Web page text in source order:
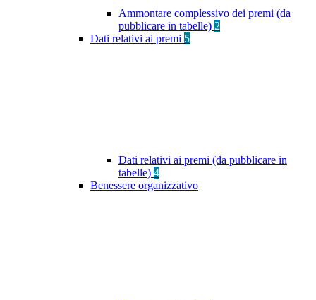
Ammontare complessivo dei premi (da
pubblicare in tabelle) 2
Dati relativi ai premi 5
Dati relativi ai premi (da pubblicare in
tabelle) 4
Benessere organizzativo